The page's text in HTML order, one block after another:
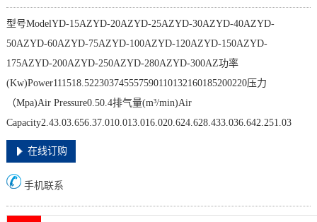
型号ModelYD-15AZYD-20AZYD-25AZYD-30AZYD-40AZYD-
50AZYD-60AZYD-75AZYD-100AZYD-120AZYD-150AZYD-
175AZYD-200AZYD-250AZYD-280AZYD-300AZ功率
(Kw)Power111518.522303745557590110132160185200220压力
（Mpa)Air Pressure0.50.4排气量(m³/min)Air
Capacity2.43.03.656.37.010.013.016.020.624.628.433.036.642.251.03
在线订购
手机联系